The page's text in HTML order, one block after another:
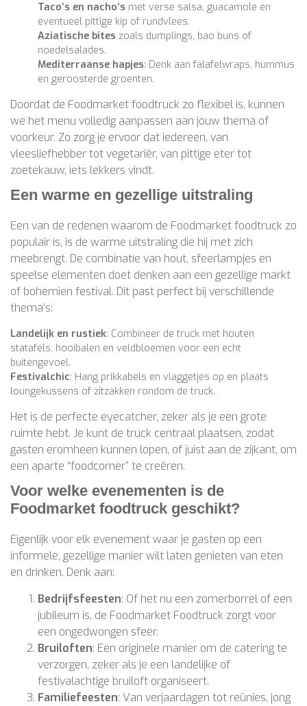
Taco’s en nacho’s met verse salsa, guacamole en
eventueel pittige kip of rundvlees.
Aziatische bites zoals dumplings, bao buns of
noedelsalades.
Mediterraanse hapjes: Denk aan falafelwraps, hummus
en geroosterde groenten.
Doordat de Foodmarket foodtruck zo flexibel is, kunnen
we het menu volledig aanpassen aan jouw thema of
voorkeur. Zo zorg je ervoor dat iedereen, van
vleesliefhebber tot vegetariër, van pittige eter tot
zoetekauw, iets lekkers vindt.
Een warme en gezellige uitstraling
Een van de redenen waarom de Foodmarket foodtruck zo
populair is, is de warme uitstraling die hij met zich
meebrengt. De combinatie van hout, sfeerlampjes en
speelse elementen doet denken aan een gezellige markt
of bohemien festival. Dit past perfect bij verschillende
thema’s:
Landelijk en rustiek: Combineer de truck met houten
statafels, hooibalen en veldbloemen voor een echt
buitengevoel.
Festivalchic: Hang prikkabels en vlaggetjes op en plaats
loungekussens of zitzakken rondom de truck.
Het is de perfecte eyecatcher, zeker als je een grote
ruimte hebt. Je kunt de truck centraal plaatsen, zodat
gasten eromheen kunnen lopen, of juist aan de zijkant, om
een aparte “foodcorner” te creëren.
Voor welke evenementen is de
Foodmarket foodtruck geschikt?
Eigenlijk voor elk evenement waar je gasten op een
informele, gezellige manier wilt laten genieten van eten
en drinken. Denk aan:
Bedrijfsfeesten: Of het nu een zomerborrel of een
jubileum is, de Foodmarket Foodtruck zorgt voor
een ongedwongen sfeer.
Bruiloften: Een originele manier om de catering te
verzorgen, zeker als je een landelijke of
festivalachtige bruiloft organiseert.
Familiefeesten: Van verjaardagen tot reünies, jong